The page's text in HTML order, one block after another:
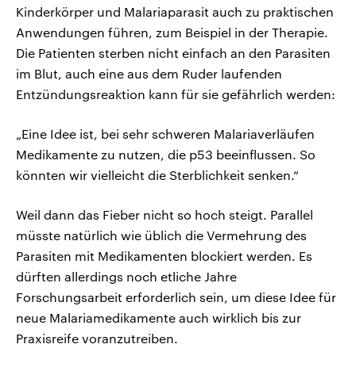
Kinderkörper und Malariaparasit auch zu praktischen
Anwendungen führen, zum Beispiel in der Therapie.
Die Patienten sterben nicht einfach an den Parasiten
im Blut, auch eine aus dem Ruder laufenden
Entzündungsreaktion kann für sie gefährlich werden:
„Eine Idee ist, bei sehr schweren Malariaverläufen
Medikamente zu nutzen, die p53 beeinflussen. So
könnten wir vielleicht die Sterblichkeit senken.“
Weil dann das Fieber nicht so hoch steigt. Parallel
müsste natürlich wie üblich die Vermehrung des
Parasiten mit Medikamenten blockiert werden. Es
dürften allerdings noch etliche Jahre
Forschungsarbeit erforderlich sein, um diese Idee für
neue Malariamedikamente auch wirklich bis zur
Praxisreife voranzutreiben.